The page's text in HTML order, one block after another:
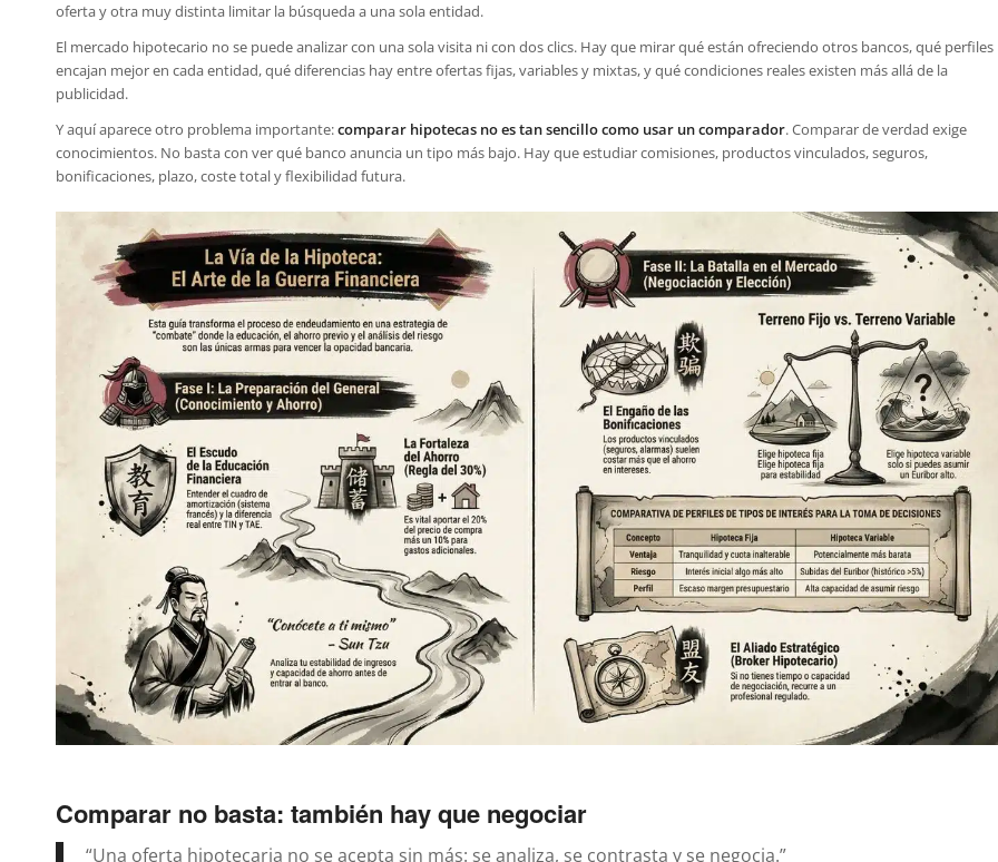
oferta y otra muy distinta limitar la búsqueda a una sola entidad.
El mercado hipotecario no se puede analizar con una sola visita ni con dos clics. Hay que mirar qué están ofreciendo otros bancos, qué perfiles
encajan mejor en cada entidad, qué diferencias hay entre ofertas fijas, variables y mixtas, y qué condiciones reales existen más allá de la
publicidad.
Y aquí aparece otro problema importante:comparar hipotecas no es tan sencillo como usar un comparador. Comparar de verdad exige
conocimientos. No basta con ver qué banco anuncia un tipo más bajo. Hay que estudiar comisiones, productos vinculados, seguros,
bonificaciones, plazo, coste total y flexibilidad futura.
Comparar no basta: también hay que negociar
“Una oferta hipotecaria no se acepta sin más: se analiza, se contrasta y se negocia.”